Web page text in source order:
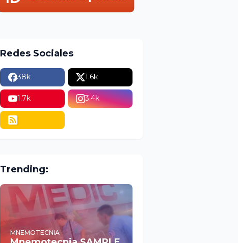
Redes Sociales
38k 1.6k
1.7k 3.4k
Trending:
MNEMOTECNIA